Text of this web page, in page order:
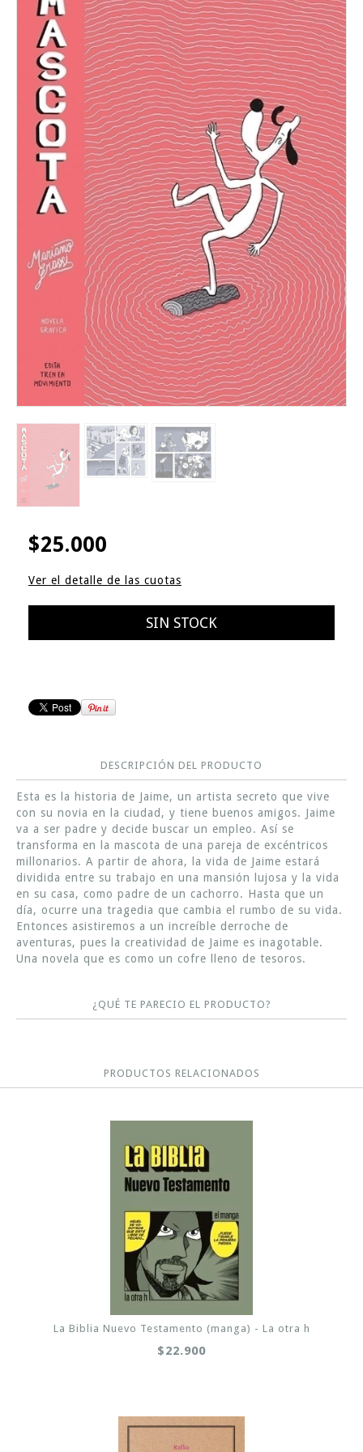
$25.000
Ver el detalle de las cuotas
DESCRIPCIÓN DEL PRODUCTO
Esta es la historia de Jaime, un artista secreto que vive
con su novia en la ciudad, y tiene buenos amigos. Jaime
va a ser padre y decide buscar un empleo. Así se
transforma en la mascota de una pareja de excéntricos
millonarios. A partir de ahora, la vida de Jaime estará
dividida entre su trabajo en una mansión lujosa y la vida
en su casa, como padre de un cachorro. Hasta que un
día, ocurre una tragedia que cambia el rumbo de su vida.
Entonces asistiremos a un increíble derroche de
aventuras, pues la creatividad de Jaime es inagotable.
Una novela que es como un cofre lleno de tesoros.
¿QUÉ TE PARECIO EL PRODUCTO?
PRODUCTOS RELACIONADOS
La Biblia Nuevo Testamento (manga) - La otra h
$22.900